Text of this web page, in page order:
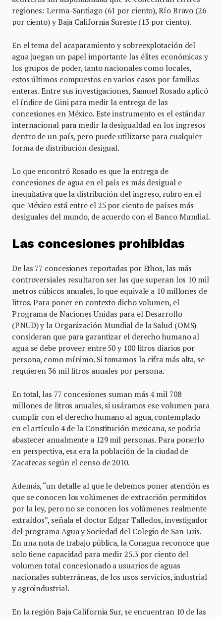
regiones: Lerma-Santiago (61 por ciento), Río Bravo (26
por ciento) y Baja California Sureste (13 por ciento).
En el tema del acaparamiento y sobreexplotación del
agua juegan un papel importante las élites económicas y
los grupos de poder, tanto nacionales como locales,
estos últimos compuestos en varios casos por familias
enteras. Entre sus investigaciones, Samuel Rosado aplicó
el índice de Gini para medir la entrega de las
concesiones en México. Este instrumento es el estándar
internacional para medir la desigualdad en los ingresos
dentro de un país, pero puede utilizarse para cualquier
forma de distribución desigual.
Lo que encontró Rosado es que la entrega de
concesiones de agua en el país es más desigual e
inequitativa que la distribución del ingreso, rubro en el
que México está entre el 25 por ciento de países más
desiguales del mundo, de acuerdo con el Banco Mundial.
Las concesiones prohibidas
De las 77 concesiones reportadas por Ethos, las más
controversiales resultaron ser las que superan los 10 mil
metros cúbicos anuales, lo que equivale a 10 millones de
litros. Para poner en contexto dicho volumen, el
Programa de Naciones Unidas para el Desarrollo
(PNUD) y la Organización Mundial de la Salud (OMS)
consideran que para garantizar el derecho humano al
agua se debe proveer entre 50 y 100 litros diarios por
persona, como mínimo. Si tomamos la cifra más alta, se
requieren 36 mil litros anuales por persona.
En total, las 77 concesiones suman más 4 mil 708
millones de litros anuales, si usáramos ese volumen para
cumplir con el derecho humano al agua, contemplado
en el artículo 4 de la Constitución mexicana, se podría
abastecer anualmente a 129 mil personas. Para ponerlo
en perspectiva, esa era la población de la ciudad de
Zacatecas según el censo de 2010.
Además, “un detalle al que le debemos poner atención es
que se conocen los volúmenes de extracción permitidos
por la ley, pero no se conocen los volúmenes realmente
extraídos”, señala el doctor Edgar Talledos, investigador
del programa Agua y Sociedad del Colegio de San Luis.
En una nota de trabajo pública, la Conagua reconoce que
solo tiene capacidad para medir 25.3 por ciento del
volumen total concesionado a usuarios de aguas
nacionales subterráneas, de los usos servicios, industrial
y agroindustrial.
En la región Baja California Sur, se encuentran 10 de las